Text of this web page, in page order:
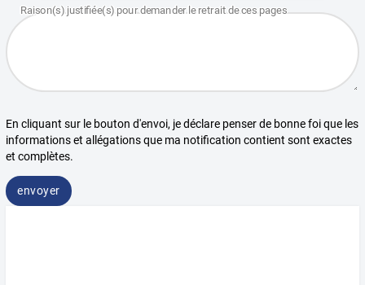
En cliquant sur le bouton d'envoi, je déclare penser de bonne foi que les
informations et allégations que ma notification contient sont exactes
et complètes.
envoyer